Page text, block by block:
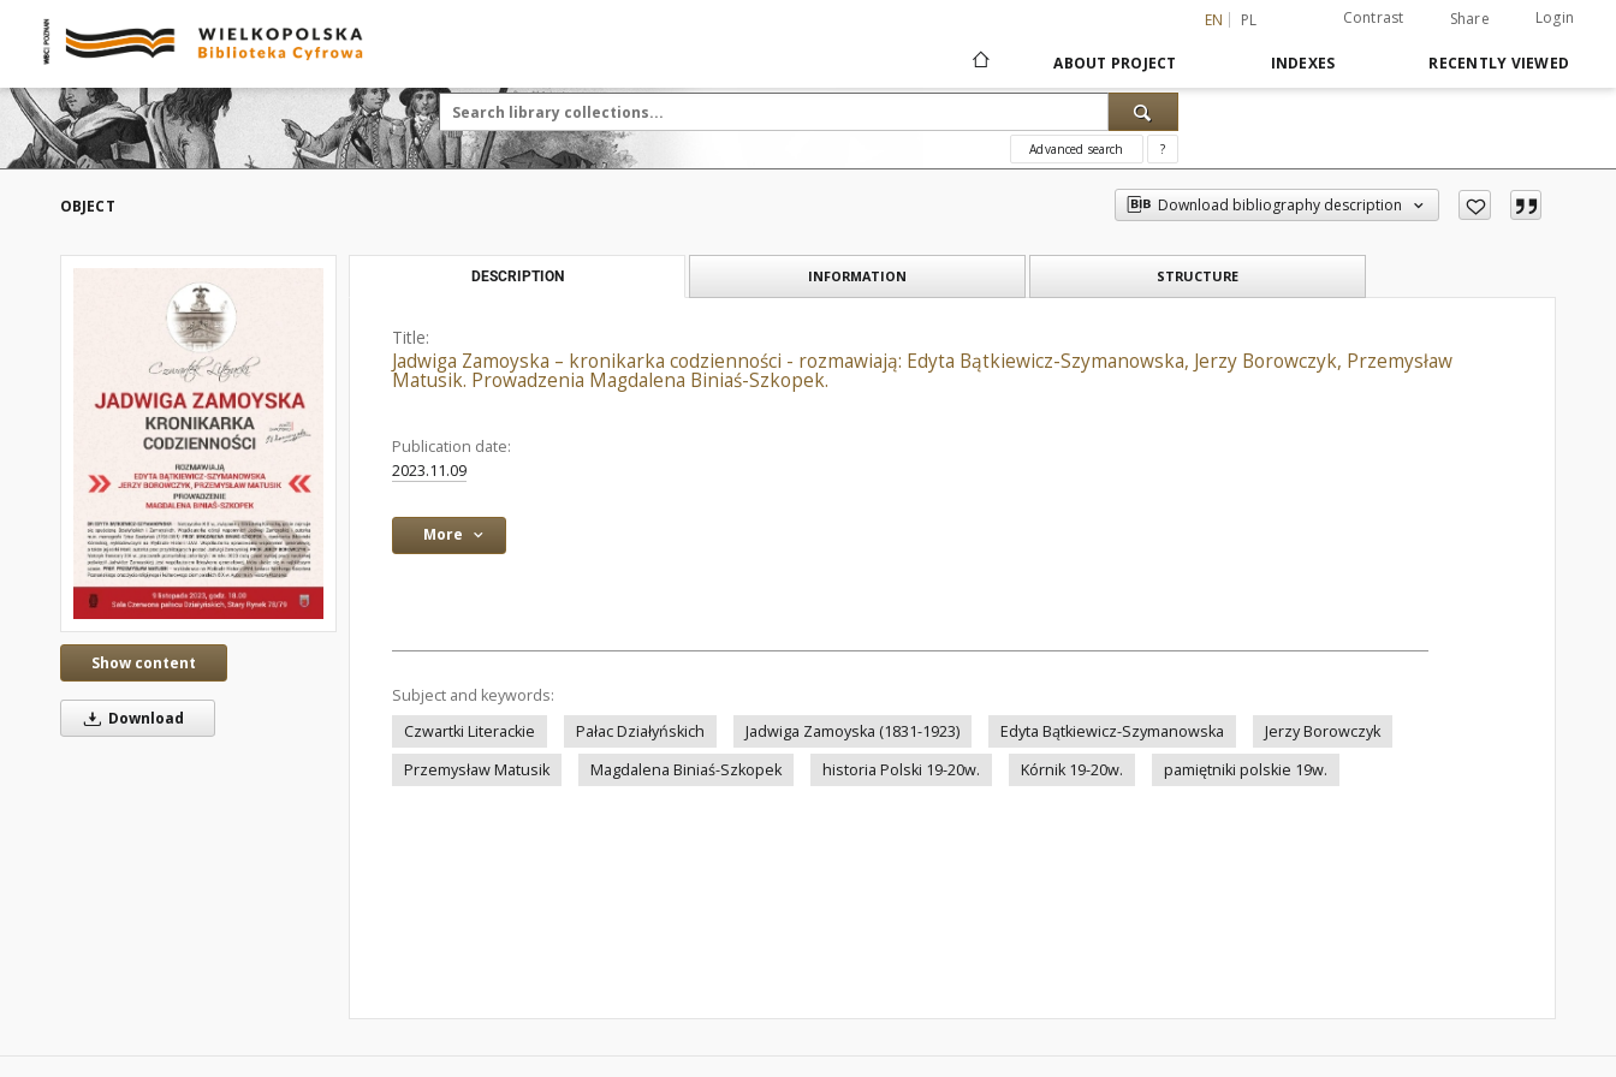
EN PL Contrast Share Login
ABOUT PROJECT INDEXES RECENTLY VIEWED
Advanced search ?
OBJECT Download bibliography description
Show content
Download
DESCRIPTION INFORMATION STRUCTURE
Title:
Jadwiga Zamoyska – kronikarka codzienności - rozmawiają: Edyta Bątkiewicz-Szymanowska, Jerzy Borowczyk, Przemysław
Matusik. Prowadzenia Magdalena Biniaś-Szkopek.
Publication date:
2023.11.09
More
Subject and keywords:
Czwartki Literackie
Pałac Działyńskich Jadwiga Zamoyska (1831-1923) Edyta Bątkiewicz-Szymanowska
Jerzy Borowczyk
Przemysław Matusik
Magdalena Biniaś-Szkopek historia Polski 19-20w. Kórnik 19-20w. pamiętniki polskie 19w.